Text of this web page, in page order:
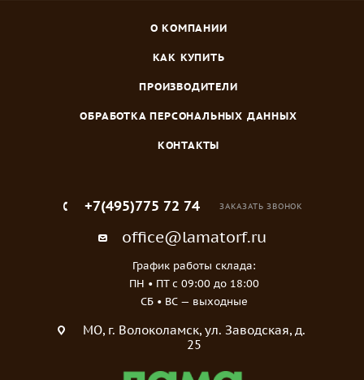
О КОМПАНИИ
КАК КУПИТЬ
ПРОИЗВОДИТЕЛИ
ОБРАБОТКА ПЕРСОНАЛЬНЫХ ДАННЫХ
КОНТАКТЫ
+7(495)775 72 74 ЗАКАЗАТЬ ЗВОНОК
office@lamatorf.ru
График работы склада:
ПН • ПТ c 09:00 до 18:00
СБ • ВС — выходные
МO, г. Волоколамск, ул. Заводская, д.
25